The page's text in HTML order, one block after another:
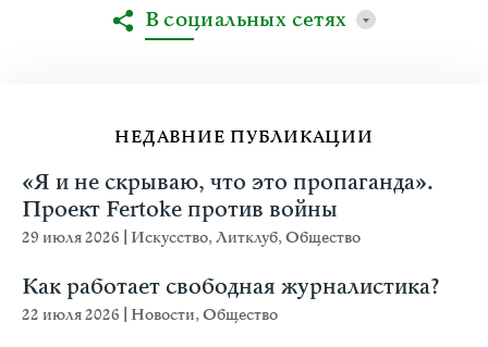
НЕДАВНИЕ ПУБЛИКАЦИИ
«Я и не скрываю, что это пропаганда».
Проект Fertoke против войны
29 июля 2026 Искусство,Литклуб,Общество
Как работает свободная журналистика?
22 июля 2026 Новости,Общество
В социальных сетях